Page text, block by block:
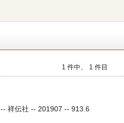
1 件中、 1 件目
祥伝社 -- 201907 -- 913.6